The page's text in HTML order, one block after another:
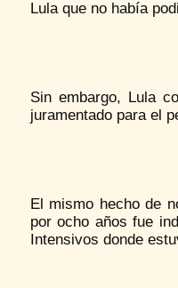
Lula que no había
Sin embargo, Lula
juramentado para el
El mismo hecho de
por ocho años fue
Intensivos donde